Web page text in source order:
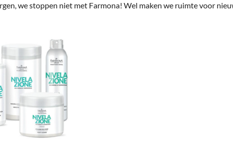
we stoppen niet met Farmona! Wel maken we ruimte voor